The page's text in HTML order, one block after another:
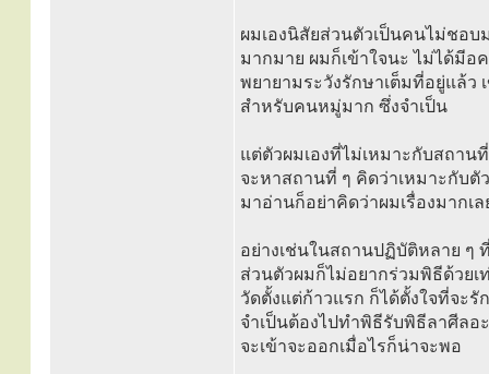
ผมเองนิสัยส่วนตัวเป็นคนไม่ชอบ
มากมาย ผมก็เข้าใจนะ ไม่ได้มีอ
พยายามระวังรักษาเต็มที่อยู่แล้ว
สำหรับคนหมู่มาก ซึ่งจำเป็น
แต่ตัวผมเองที่ไม่เหมาะกับสถาน
จะหาสถานที่ ๆ คิดว่าเหมาะกับตั
มาอ่านก็อย่าคิดว่าผมเรื่องมากเ
อย่างเช่นในสถานปฏิบัติหลาย ๆ
ส่วนตัวผมก็ไม่อยากร่วมพิธีด้วยเ
วัดตั้งแต่ก้าวแรก ก็ได้ตั้งใจที่จะ
จำเป็นต้องไปทำพิธีรับพิธีลาศีลอ
จะเข้าจะออกเมื่อไรก็น่าจะพอ